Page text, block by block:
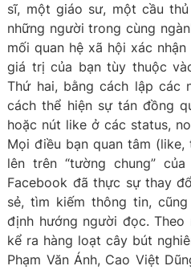
sĩ, một giáo sư, một cầu
những người trong cùng
mối quan hệ xã hội xác
giá trị của bạn tùy thuộc
Thứ hai, bằng cách lập các
cách thể hiện sự tán đồng
hoặc nút like ở các status,
Mọi điều bạn quan tâm
lên trên “tường chung”
Facebook đã thực sự thay
sẻ, tìm kiếm thông tin,
định hướng người đọc.
kể ra hàng loạt cây bút
Phạm Văn Ánh, Cao Việt